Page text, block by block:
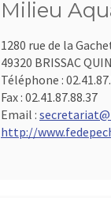
Milieu
1280 rue de la
49320 BRISSAC
Téléphone :
Fax : 02.41.87.88.37
Email :
http://